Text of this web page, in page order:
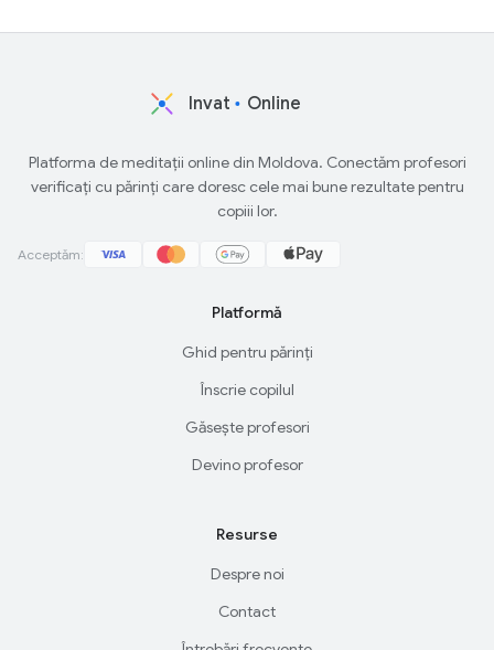
Invat Online
Platforma de meditații online din Moldova. Conectăm profesori
verificați cu părinți care doresc cele mai bune rezultate pentru
copiii lor.
Acceptăm:
Platformă
Ghid pentru părinți
Înscrie copilul
Găsește profesori
Devino profesor
Resurse
Despre noi
Contact